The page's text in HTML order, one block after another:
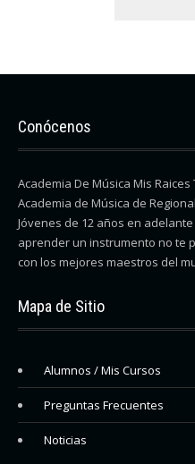
Conócenos
Academia De Música Mis
Academia de Música de
Jóvenes de 12 años en
aprender un instrumento no te
con los mejores maestros del
Mapa de Sitio
Alumnos / Mis Cursos
Preguntas Frecuentes
Noticias